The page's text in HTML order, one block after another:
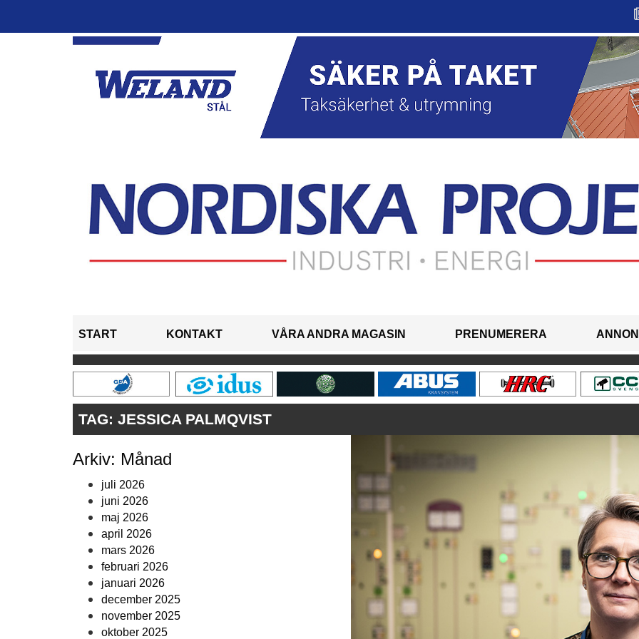
START KONTAKT VÅRA ANDRA MAGASIN PRENUMERERA
TAG: JESSICA PALMQVIST
Arkiv: Månad
juli 2026
juni 2026
maj 2026
april 2026
mars 2026
februari 2026
januari 2026
december 2025
november 2025
oktober 2025